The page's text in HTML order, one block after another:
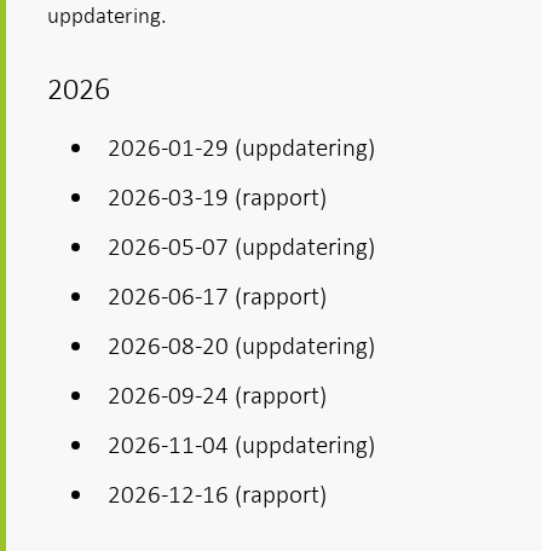
uppdatering.
2026
2026-01-29 (uppdatering)
2026-03-19 (rapport)
2026-05-07 (uppdatering)
2026-06-17 (rapport)
2026-08-20 (uppdatering)
2026-09-24 (rapport)
2026-11-04 (uppdatering)
2026-12-16 (rapport)